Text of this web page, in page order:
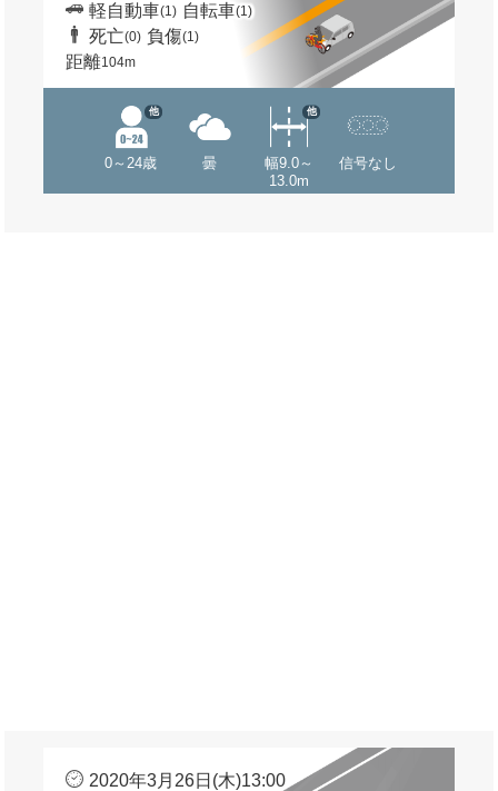
軽自動車(1) 自転車(1)
死亡(0) 負傷(1)
距離104m
0～24歳
他
曇
幅9.0～
13.0m
他
信号なし
2020年3月26日(木)13:00